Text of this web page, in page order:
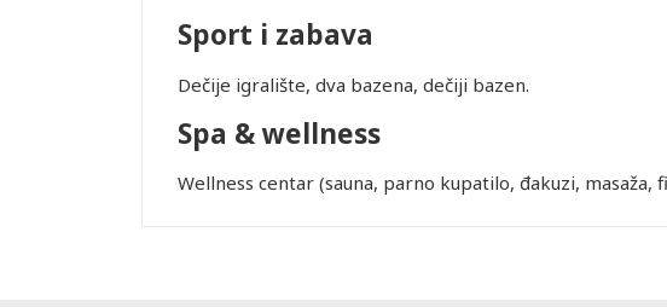
Sport i zabava
Dečije igralište, dva bazena, dečiji bazen.
Spa & wellness
Wellness centar (sauna, parno kupatilo, đakuzi, masaža,